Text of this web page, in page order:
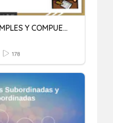
ORACIONES SIMPLES Y COMPUESTAS
178